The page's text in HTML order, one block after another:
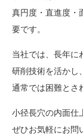
真円度・直進度・
要です。
当社では、長年に
研削技術を活かし、
通常では困難とさ
小径長穴の内面仕
ぜひお気軽にお問